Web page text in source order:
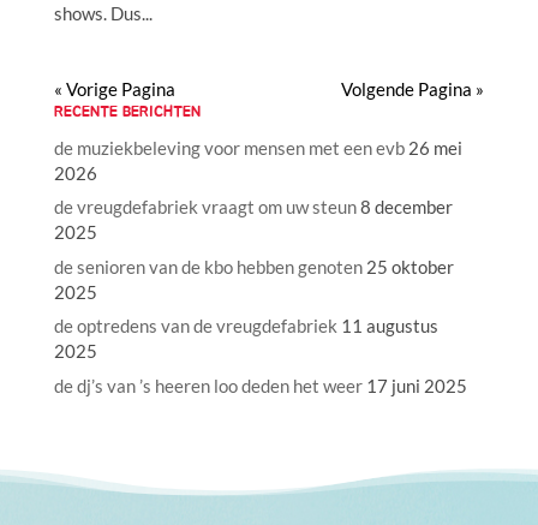
shows. Dus...
« Vorige Pagina Volgende Pagina »
RECENTE BERICHTEN
de muziekbeleving voor mensen met een evb 26 mei
2026
de vreugdefabriek vraagt om uw steun8 december
2025
de senioren van de kbo hebben genoten 25 oktober
2025
de optredens van de vreugdefabriek 11 augustus
2025
de dj’s van ’s heeren loo deden het weer 17 juni 2025